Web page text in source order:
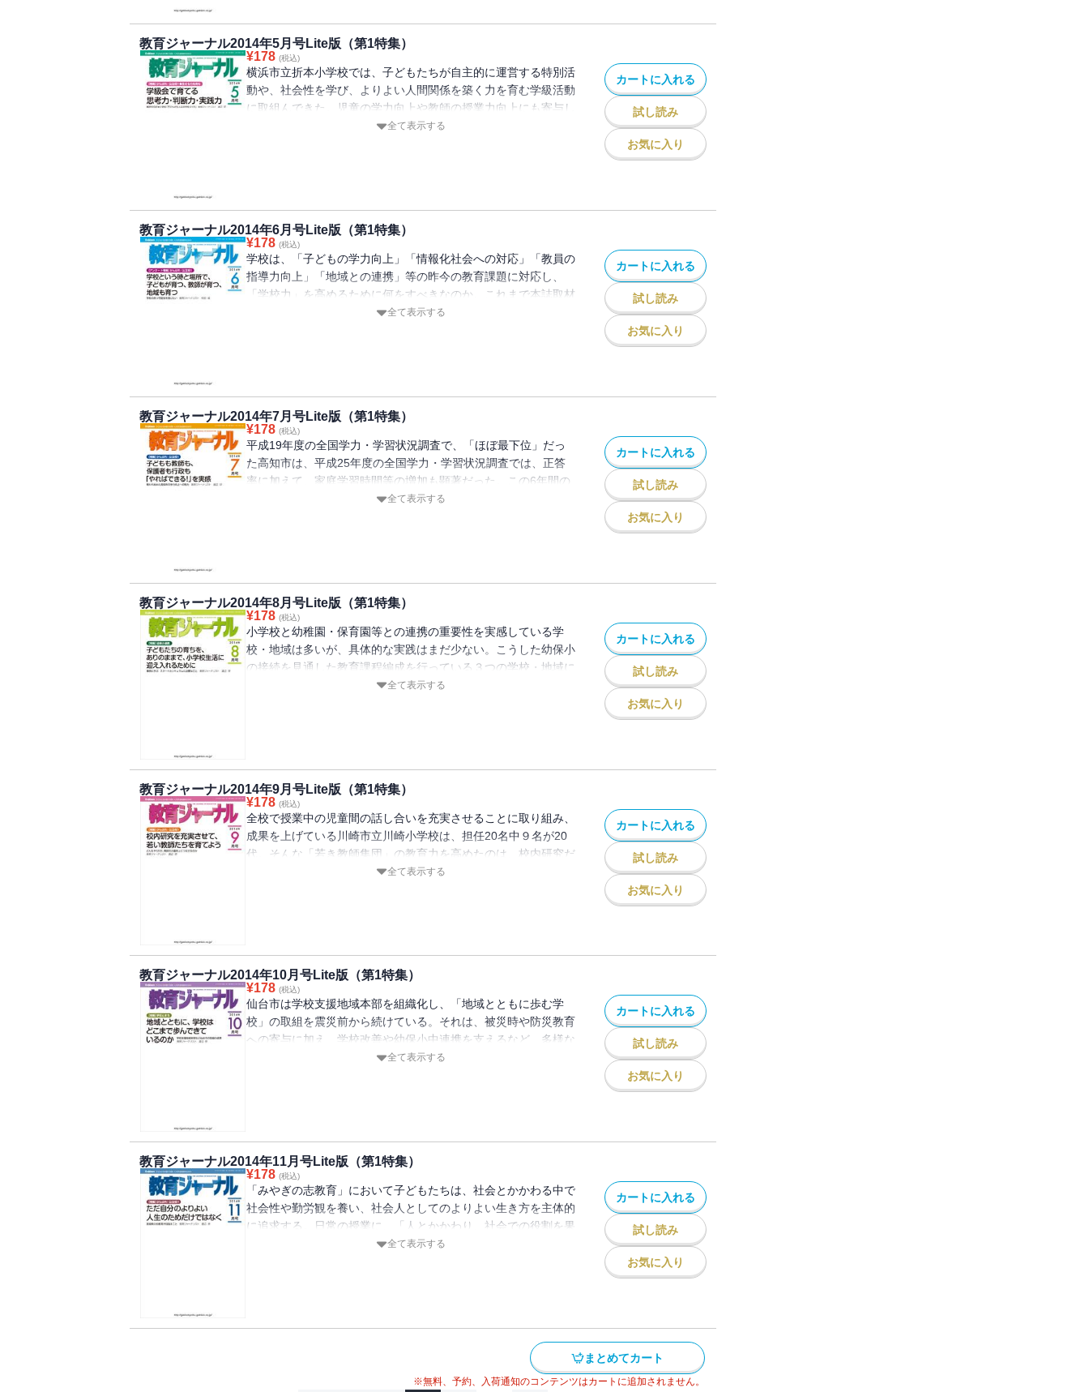
教育ジャーナル2014年5月号Lite版（第1特集）
¥178 (税込)
横浜市立折本小学校では、子どもたちが自主的に運営する特別活
動や、社会性を学び、よりよい人間関係を築く力を育む学級活動
に取組んできた。児童の学力向上や教師の授業力向上にも寄与し
たという「子どもが主人公の学校づくり」の取組をレポートする
全て表示する
カートに入れる
試し読み
お気に入り
教育ジャーナル2014年6月号Lite版（第1特集）
¥178 (税込)
学校は、「子どもの学力向上」「情報化社会への対応」「教員の
指導力向上」「地域との連携」等の昨今の教育課題に対応し、
「学校力」を高めるために何をすべきなのか。これまで本誌取材
でご協力をいただいた校長先生方へのアンケート調査をもとに考
全て表示する
カートに入れる
試し読み
お気に入り
教育ジャーナル2014年7月号Lite版（第1特集）
¥178 (税込)
平成19年度の全国学力・学習状況調査で、「ほぼ最下位」だっ
た高知市は、平成25年度の全国学力・学習状況調査では、正答
率に加えて、家庭学習時間等の増加も顕著だった。この6年間の
取組みについて教育委員会や小・中学校の取材をもとに紹介す
全て表示する
カートに入れる
試し読み
お気に入り
教育ジャーナル2014年8月号Lite版（第1特集）
¥178 (税込)
小学校と幼稚園・保育園等との連携の重要性を実感している学
校・地域は多いが、具体的な実践はまだ少ない。こうした幼保小
の接続を見通した教育課程編成を行っている３つの学校・地域に
ついて、そのねらいやスタートカリキュラムの内容について紹介
全て表示する
カートに入れる
試し読み
お気に入り
教育ジャーナル2014年9月号Lite版（第1特集）
¥178 (税込)
全校で授業中の児童間の話し合いを充実させることに取り組み、
成果を上げている川崎市立川崎小学校は、担任20名中９名が20
代。そんな「若き教師集団」の教育力を高めたのは、校内研究だ
という。若き教員を育む校内研究とはどのようなものなのか紹介
全て表示する
カートに入れる
試し読み
お気に入り
教育ジャーナル2014年10月号Lite版（第1特集）
¥178 (税込)
仙台市は学校支援地域本部を組織化し、「地域とともに歩む学
校」の取組を震災前から続けている。それは、被災時や防災教育
への寄与に加え、学校改善や幼保小中連携を支えるなど、多様な
役割を果たしている。市内４校の事例を交え、その取組を紹介す
全て表示する
カートに入れる
試し読み
お気に入り
教育ジャーナル2014年11月号Lite版（第1特集）
¥178 (税込)
「みやぎの志教育」において子どもたちは、社会とかかわる中で
社会性や勤労観を養い、社会人としてのよりよい生き方を主体的
に追求する。日常の授業に、「人とかかわり、社会での役割を果
たす」という視点をどう組込んでいるのか、事例を交えて紹介す
全て表示する
カートに入れる
試し読み
お気に入り
まとめてカート
※無料、予約、入荷通知のコンテンツはカートに追加されません。